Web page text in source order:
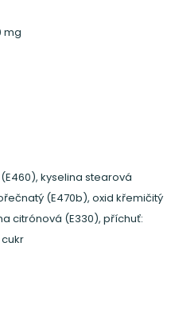
mg
kyselina stearová
(E470b), oxid křemičitý
citrónová (E330), příchuť: